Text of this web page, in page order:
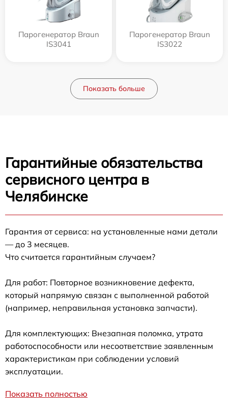
Парогенератор Braun
IS3041
Парогенератор Braun
IS3022
Показать больше
Гарантийные обязательства
сервисного центра в
Челябинске
Гарантия от сервиса: на установленные нами детали
— до 3 месяцев.
Что считается гарантийным случаем?
Для работ: Повторное возникновение дефекта,
который напрямую связан с выполненной работой
(например, неправильная установка запчасти).
Для комплектующих: Внезапная поломка, утрата
работоспособности или несоответствие заявленным
характеристикам при соблюдении условий
эксплуатации.
Показать полностью